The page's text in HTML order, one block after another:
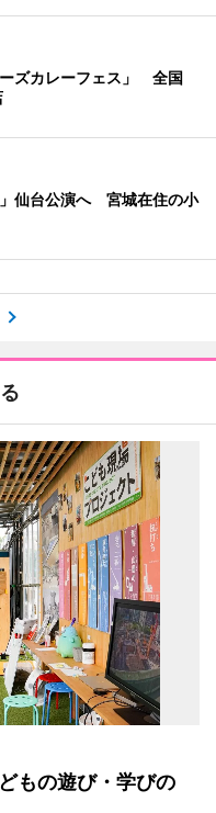
ズカレーフェス」 全国
仙台公演へ 宮城在住の小
もの遊び・学びの